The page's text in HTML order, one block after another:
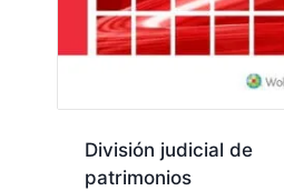
División judicial de
patrimonios